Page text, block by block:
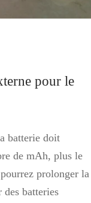
pour le
batterie doit
de mAh, plus le
prolonger la
des batteries